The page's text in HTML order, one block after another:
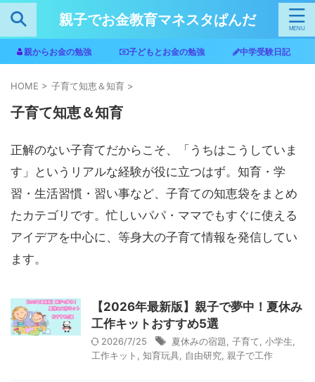
親子でお金教育マネスタぱんだ
親からお金の勉強 子どもとお金の勉強 中学受験日記
HOME > 子育て知恵＆知育 >
子育て知恵＆知育
正解のない子育てだからこそ、「うちはこうしていま
す」というリアルな経験が役に立つはず。知育・学
習・生活習慣・習い事など、子育ての知恵袋をまとめ
たカテゴリです。忙しいパパ・ママでもすぐに使える
アイデアを中心に、等身大の子育て情報を発信してい
ます。
【2026年最新版】親子で夢中！夏休み
工作キットおすすめ5選
2026/7/25 夏休みの宿題 子育て 小学生
工作キット
知育玩具 自由研究 親子で工作